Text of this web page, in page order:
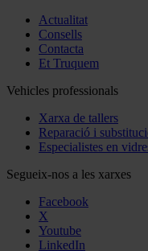
Actualitat
Consells
Contacta
Et Truquem
Vehicles professionals
Xarxa de tallers
Reparació i
Especialistes en
Segueix-nos a les xarxes
Facebook
X
Youtube
LinkedIn